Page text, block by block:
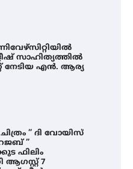
സാഹിത്യത്തിൽ
നേടിയ എൻ. ആര്യ
” ദി വോയിസ്
”
ഫിലിം
7